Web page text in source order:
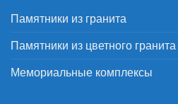
Памятники из гранита
Памятники из цветного гранита
Мемориальные комплексы